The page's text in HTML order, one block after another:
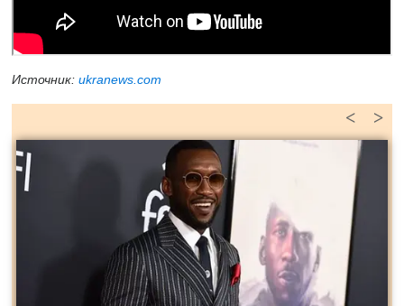
Источник: ukranews.com
>
<